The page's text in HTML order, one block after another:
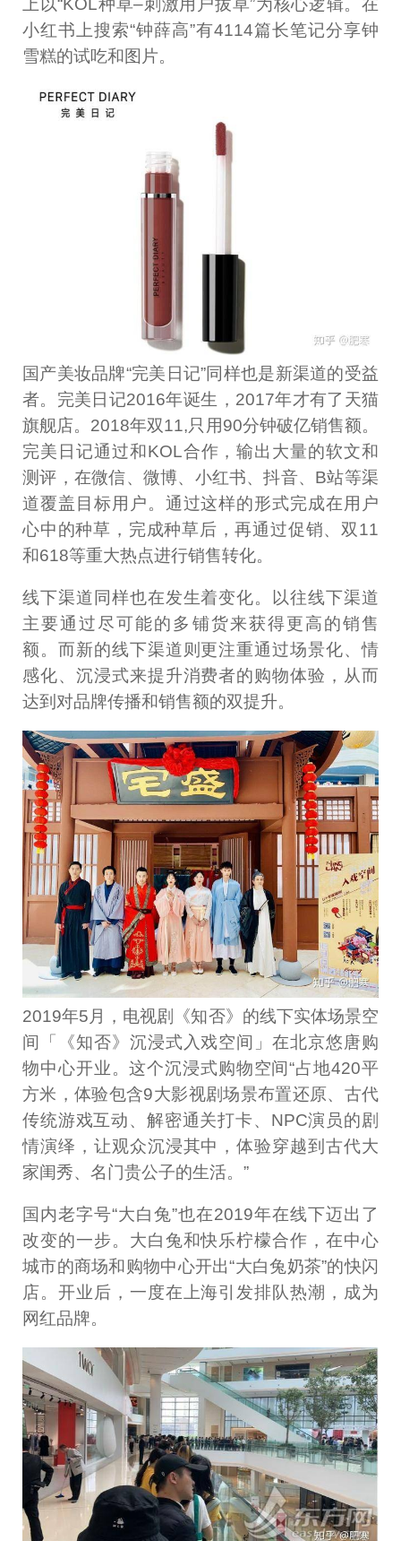
上以“KOL种草–刺激用户拔草”为核心逻辑。在
小红书上搜索“钟薛高”有4114篇长笔记分享钟
雪糕的试吃和图片。
国产美妆品牌“完美日记”同样也是新渠道的受益
者。完美日记2016年诞生，2017年才有了天猫
旗舰店。2018年双11,只用90分钟破亿销售额。
完美日记通过和KOL合作，输出大量的软文和
测评，在微信、微博、小红书、抖音、B站等渠
道覆盖目标用户。通过这样的形式完成在用户
心中的种草，完成种草后，再通过促销、双11
和618等重大热点进行销售转化。
线下渠道同样也在发生着变化。以往线下渠道
主要通过尽可能的多铺货来获得更高的销售
额。而新的线下渠道则更注重通过场景化、情
感化、沉浸式来提升消费者的购物体验，从而
达到对品牌传播和销售额的双提升。
2019年5月，电视剧《知否》的线下实体场景空
间「《知否》沉浸式入戏空间」在北京悠唐购
物中心开业。这个沉浸式购物空间“占地420平
方米，体验包含9大影视剧场景布置还原、古代
传统游戏互动、解密通关打卡、NPC演员的剧
情演绎，让观众沉浸其中，体验穿越到古代大
家闺秀、名门贵公子的生活。”
国内老字号“大白兔”也在2019年在线下迈出了
改变的一步。大白兔和快乐柠檬合作，在中心
城市的商场和购物中心开出“大白兔奶茶”的快闪
店。开业后，一度在上海引发排队热潮，成为
网红品牌。